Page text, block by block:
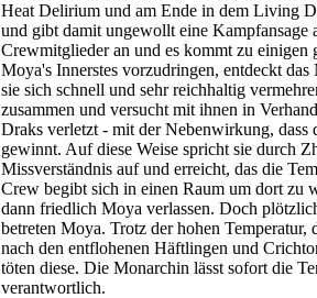
Heat Delirium und am Ende in dem Living
und gibt damit ungewollt eine Kampfansage
Crewmitglieder an und es kommt zu
Moya's Innerstes vorzudringen, entdeckt
sie sich schnell und sehr reichhaltig
zusammen und versucht mit ihnen in
Draks verletzt - mit der Nebenwirkung,
gewinnt. Auf diese Weise spricht sie durch
Missverständnis auf und erreicht, das die
Crew begibt sich in einen Raum um dort zu
dann friedlich Moya verlassen. Doch
betreten Moya. Trotz der hohen Temperatur,
nach den entflohenen Häftlingen und
töten diese. Die Monarchin lässt sofort die
verantwortlich.